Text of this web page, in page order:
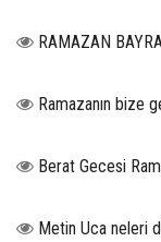
RAMAZAN
Ramazanın bize
Berat Gecesi
Metin Uca neleri